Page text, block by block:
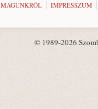
MAGUNKRÓL IMPRESSZUM
© 1989-2026